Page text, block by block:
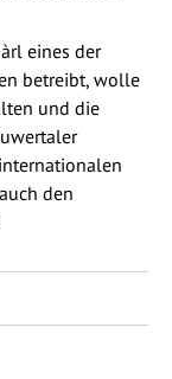
eines der
betreibt, wolle
und die
den